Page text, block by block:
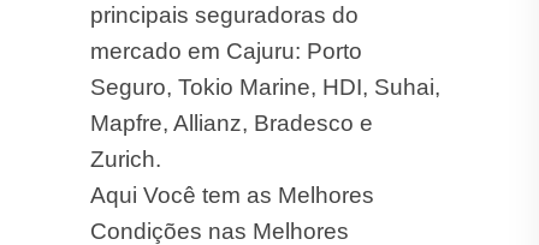
principais seguradoras do
mercado em Cajuru: Porto
Seguro, Tokio Marine, HDI, Suhai,
Mapfre, Allianz, Bradesco e
Zurich.
Aqui Você tem as Melhores
Condições nas Melhores